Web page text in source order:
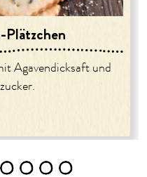
Plätzchen
Agavendicksaft und
5 6 7 8